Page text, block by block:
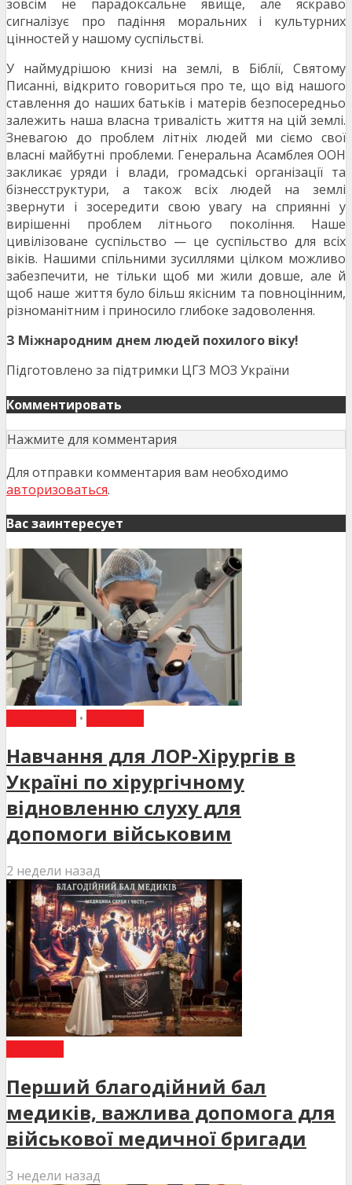
зовсім не парадоксальне явище, але яскраво
сигналізує про падіння моральних і культурних
цінностей у нашому суспільстві.
У наймудрішою книзі на землі, в Біблії, Святому
Писанні, відкрито говориться про те, що від нашого
ставлення до наших батьків і матерів безпосередньо
залежить наша власна тривалість життя на цій землі.
Зневагою до проблем літніх людей ми сіємо свої
власні майбутні проблеми. Генеральна Асамблея ООН
закликає уряди і влади, громадські організації та
бізнесструктури, а також всіх людей на землі
звернути і зосередити свою увагу на сприянні у
вирішенні проблем літнього покоління. Наше
цивілізоване суспільство — це суспільство для всіх
віків. Нашими спільними зусиллями цілком можливо
забезпечити, не тільки щоб ми жили довше, але й
щоб наше життя було більш якісним та повноцінним,
різноманітним і приносило глибоке задоволення.
З Міжнародним днем людей похилого віку!
Підготовлено за підтримки ЦГЗ МОЗ України
Комментировать
Нажмите для комментария
Для отправки комментария вам необходимо
авторизоваться.
Вас заинтересует
•
Навчання для ЛОР-Хірургів в
Україні по хірургічному
відновленню слуху для
допомоги військовим
2 недели назад
Перший благодійний бал
медиків, важлива допомога для
військової медичної бригади
3 недели назад